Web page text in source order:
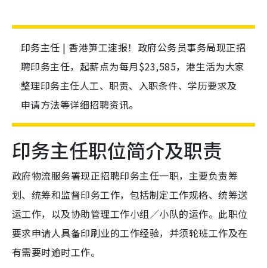
印务主任 | 香港笋工速报！政府公务员事务局现正招
聘印务主任，起薪点为每月$23,585，港生活为大家
整理印务主任人工、职责、入职条件、学历要求及
申请方法等详细招聘资讯。
印务主任职位简介及职责
政府物流服务署现正招聘印务主任一职，主要负责筹
划、统筹和监督印务工作，包括制定工作规格、统筹送
运工作，以及协助管理工作小组／小队的运作。此职位
要求申请人具备印刷业的工作经验，并须轮班工作及在
有需要时逾时工作。